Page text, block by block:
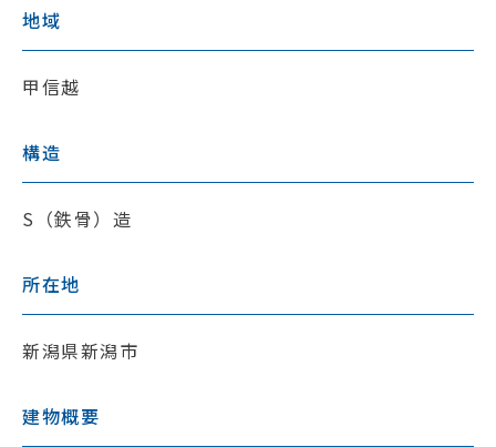
地域
甲信越
構造
S（鉄骨）造
所在地
新潟県新潟市
建物概要